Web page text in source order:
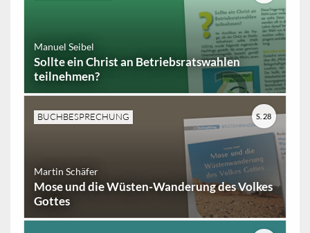
Manuel Seibel
Sollte ein Christ an Betriebsratswahlen
teilnehmen?
BUCHBESPRECHUNG
Martin Schäfer
Mose und die Wüsten-Wanderung des Volkes
Gottes
S. 28